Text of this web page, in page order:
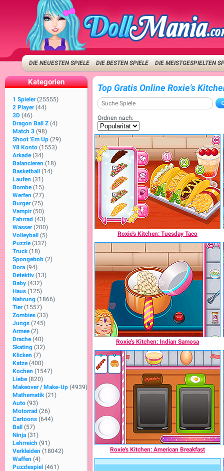
DIE NEUESTEN SPIELE DIE BESTEN SPIELE DIE MEISTGESPIELTEN
Kategorien
1 Spieler (25555)
2 Player (44)
3D (46)
Dragon Ball Z (4)
Match 3 (98)
Shoot 'Em Up (29)
Y8 Konto (1553)
Arkade (34)
Balancieren (18)
Basketball
(14)
Laufen (31)
Bombe (15)
Werfen (27)
Burger (75)
Vampir (50)
Fahrrad (43)
Wasser (200)
Volleyball
(5)
Puzzle (337)
Truck (18)
Spongebob (2)
Dora (94)
Detektiv (13)
Baby (432)
Haus (125)
Nahrung (1866)
Tier (1557)
Zombies (33)
Jungs (745)
Armee (2)
Drache (40)
Skating (32)
Klicken (7)
Katze (400)
Kochen (1547)
Liebe (820)
Makeover / Make-Up (4939)
Mathematik (21)
Auto (93)
Motorrad (26)
Cartoons (644)
Ball
(57)
Ninja (31)
Lehrreich (91)
Verkleiden (18042)
Waffen (4)
Puzzlespiel (461)
Top Gratis Online Roxie's
Ordnen nach:
Roxie's Kitchen: Tuesday Taco
Roxie's Kitchen: Indian Samosa
Roxie's Kitchen: American Breakfast